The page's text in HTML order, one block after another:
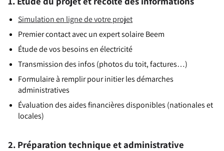
Simulation en ligne de votre projet
Premier contact avec un expert solaire Beem
Étude de vos besoins en électricité
Transmission des infos (photos du toit, factures…)
Formulaire à remplir pour initier les démarches
administratives
Évaluation des aides financières disponibles (nationales et
locales)
2. Préparation technique et administrative